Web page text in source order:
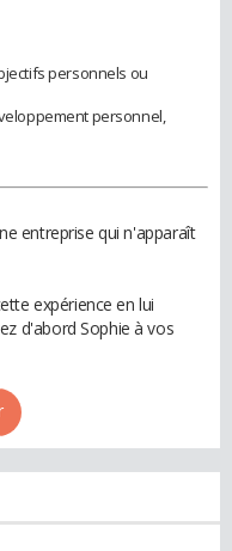
personnels ou
personnel,
entreprise qui n'apparaît
expérience en lui
d'abord Sophie à vos